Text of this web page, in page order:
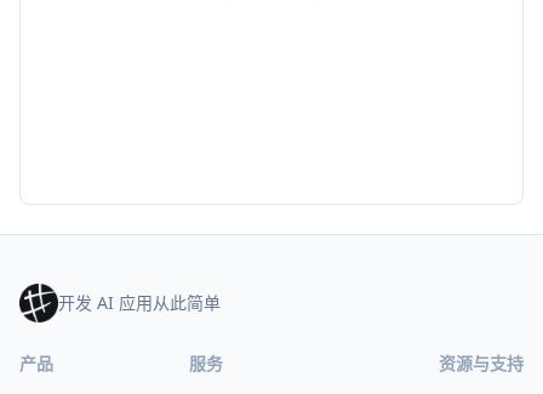
开发 AI 应用从此简单
产品 服务 资源与支持